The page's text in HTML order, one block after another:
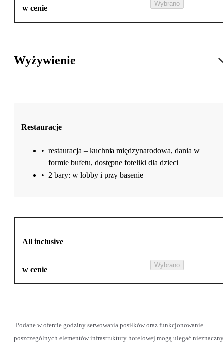
w cenie
Wybrano
Wyżywienie
Restauracje
• restauracja – kuchnia międzynarodowa, dania w
formie bufetu, dostępne foteliki dla dzieci
• 2 bary: w lobby i przy basenie
All inclusive
w cenie
Wybrano
Podane w ofercie godziny serwowania posiłków oraz funkcjonowanie
poszczególnych elementów infrastruktury hotelowej mogą ulegać